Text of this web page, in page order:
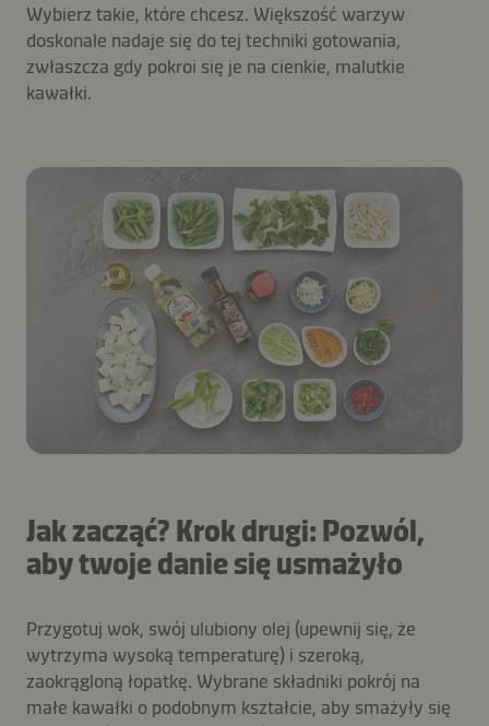
Wybierz takie, które chcesz. Większość warzyw
doskonale nadaje się do tej techniki gotowania,
zwłaszcza gdy pokroi się je na cienkie, malutkie
kawałki.
Jak zacząć? Krok drugi: Pozwól,
aby twoje danie się usmażyło
Przygotuj wok, swój ulubiony olej (upewnij się, że
wytrzyma wysoką temperaturę) i szeroką,
zaokrągloną łopatkę. Wybrane składniki pokrój na
małe kawałki o podobnym kształcie, aby smażyły się